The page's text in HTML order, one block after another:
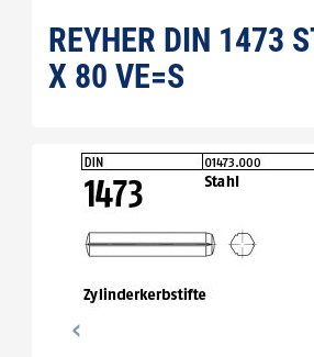
REYHER DIN 1473
X 80 VE=S